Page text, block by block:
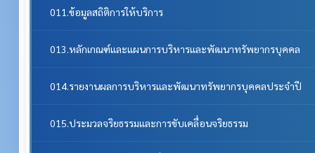
011.ข้อมูลสถิติการให้บริการ
013.หลักเกณฑ์และแผนการบริหารและพัฒนาทรัพยากรบุคคล
014.รายงานผลการบริหารและพัฒนาทรัพยากรบุคคลประจําปี
015.ประมวลจริยธรรมและการขับเคลื่อนจริยธรรม